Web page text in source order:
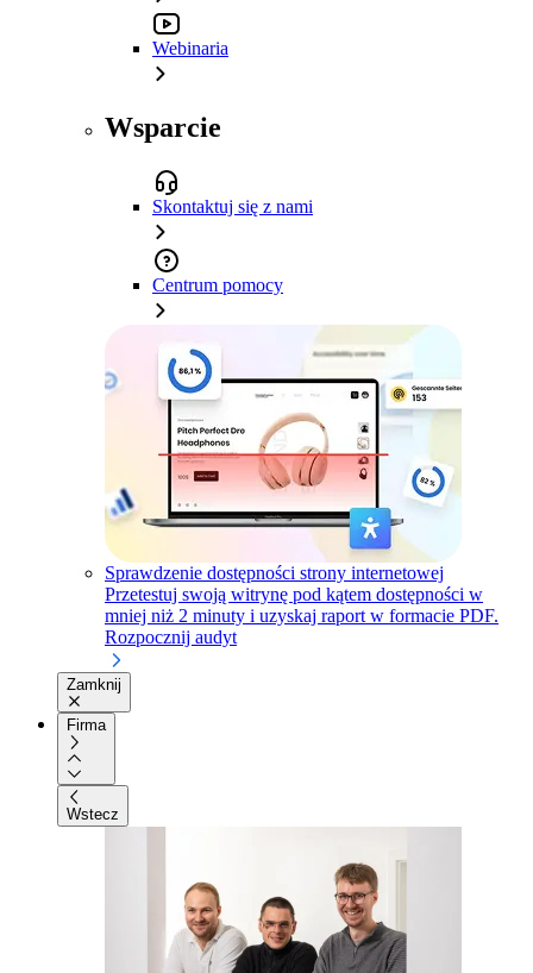
Webinaria
Wsparcie
Skontaktuj się z nami
Centrum pomocy
Sprawdzenie dostępności strony internetowej
Przetestuj swoją witrynę pod kątem dostępności w
mniej niż 2 minuty i uzyskaj raport w formacie PDF.
Rozpocznij audyt
Zamknij
Firma
Wstecz